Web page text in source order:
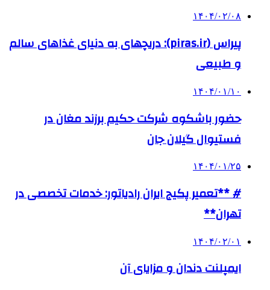
۱۴۰۴/۰۲/۰۸
پیراس (piras.ir): دریچهای به دنیای غذاهای سالم
و طبیعی
۱۴۰۴/۰۱/۱۰
حضور باشکوه شرکت حکیم برزند مغان در
فستیوال گیلان جان
۱۴۰۴/۰۱/۲۵
# **تعمیر پکیج ایران رادیاتور: خدمات تخصصی در
تهران**
۱۴۰۴/۰۲/۰۱
ایمپلنت دندان و مزایای آن